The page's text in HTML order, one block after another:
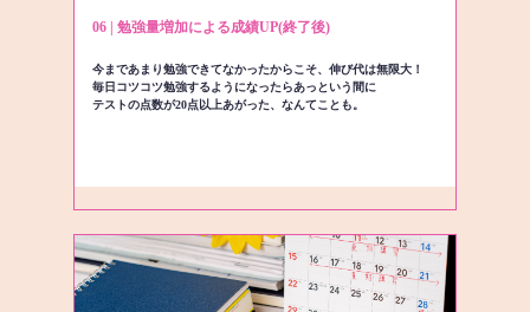
06 | 勉強量増加による成績UP(終了後)
今まであまり勉強できてなかったからこそ、伸び代は無限大！
毎日コツコツ勉強するようになったらあっという間に
テストの点数が20点以上あがった、なんてことも。